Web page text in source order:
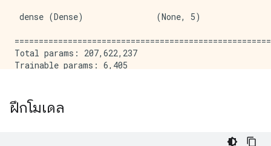
dense (Dense)               (None, 5)
Total params: 207,622,237
Trainable params: 6,405
ฝึกโมเดล